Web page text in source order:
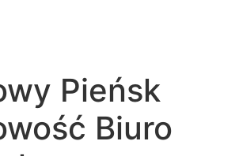
Pieńsk
Biuro